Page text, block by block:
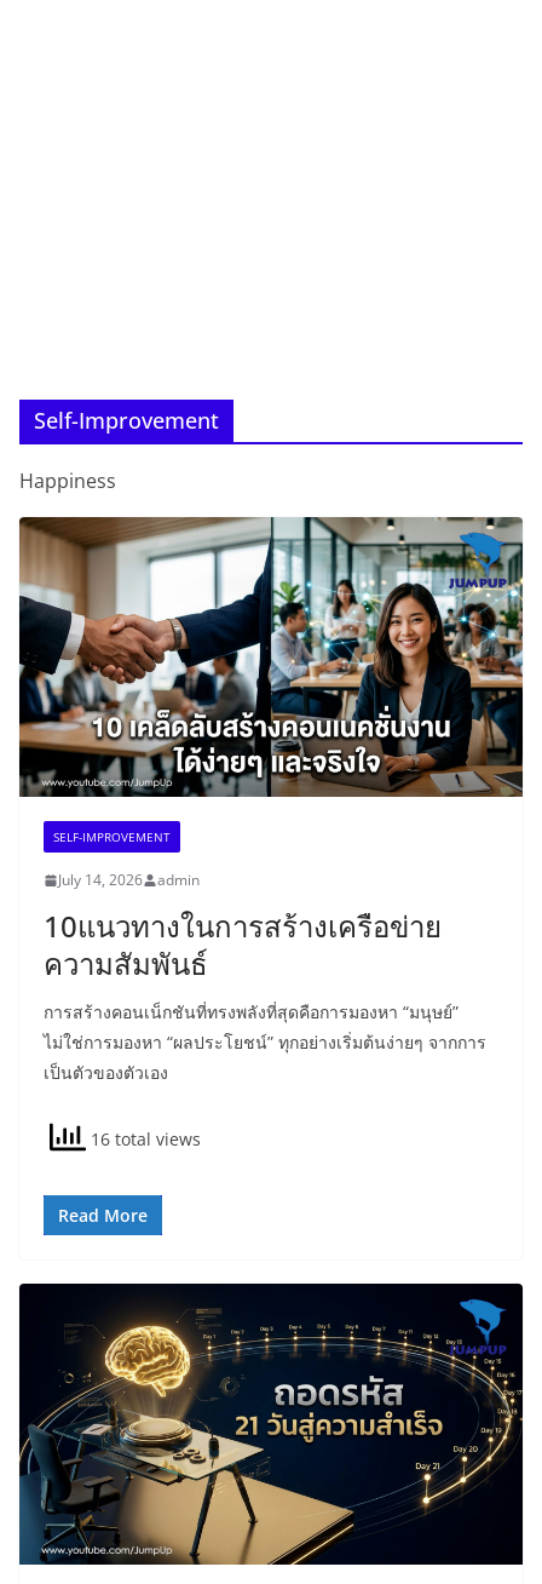
Self-Improvement
Happiness
SELF-IMPROVEMENT
July 14, 2026 admin
10แนวทางในการสร้างเครือข่าย
ความสัมพันธ์
การสร้างคอนเน็กชันที่ทรงพลังที่สุดคือการมองหา “มนุษย์”
ไม่ใช่การมองหา “ผลประโยชน์” ทุกอย่างเริ่มต้นง่ายๆ จากการ
เป็นตัวของตัวเอง
16 total views
Read More